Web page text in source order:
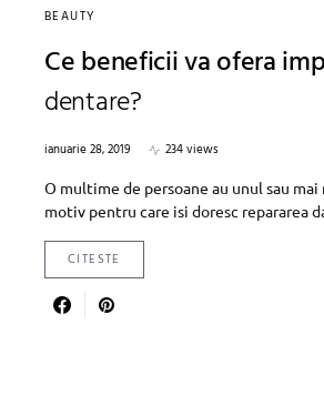
BEAUTY
Ce beneficii va ofera
dentare?
ianuarie 28, 2019
234 views
O multime de persoane au unul sau
motiv pentru care isi doresc repararea
CITESTE